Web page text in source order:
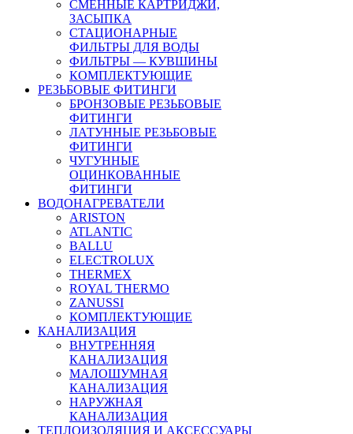
СМЕННЫЕ КАРТРИДЖИ,
ЗАСЫПКА
СТАЦИОНАРНЫЕ
ФИЛЬТРЫ ДЛЯ ВОДЫ
ФИЛЬТРЫ — КУВШИНЫ
КОМПЛЕКТУЮЩИЕ
РЕЗЬБОВЫЕ ФИТИНГИ
БРОНЗОВЫЕ РЕЗЬБОВЫЕ
ФИТИНГИ
ЛАТУННЫЕ РЕЗЬБОВЫЕ
ФИТИНГИ
ЧУГУННЫЕ
ОЦИНКОВАННЫЕ
ФИТИНГИ
ВОДОНАГРЕВАТЕЛИ
ARISTON
ATLANTIC
BALLU
ELECTROLUX
THERMEX
ROYAL THERMO
ZANUSSI
КОМПЛЕКТУЮЩИЕ
КАНАЛИЗАЦИЯ
ВНУТРЕННЯЯ
КАНАЛИЗАЦИЯ
МАЛОШУМНАЯ
КАНАЛИЗАЦИЯ
НАРУЖНАЯ
КАНАЛИЗАЦИЯ
ТЕПЛОИЗОЛЯЦИЯ И АКСЕССУАРЫ